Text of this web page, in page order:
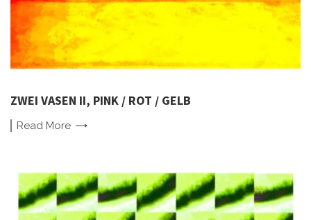
ZWEI VASEN II, PINK / ROT / GELB
Read More